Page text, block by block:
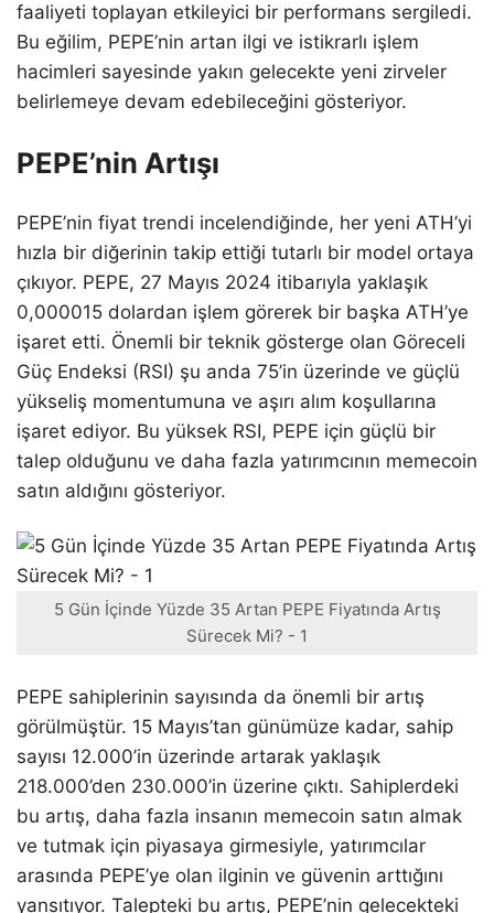
faaliyeti toplayan etkileyici bir performans sergiledi.
Bu eğilim, PEPE’nin artan ilgi ve istikrarlı işlem
hacimleri sayesinde yakın gelecekte yeni zirveler
belirlemeye devam edebileceğini gösteriyor.
PEPE’nin Artışı
PEPE’nin fiyat trendi incelendiğinde, her yeni ATH’yi
hızla bir diğerinin takip ettiği tutarlı bir model ortaya
çıkıyor. PEPE, 27 Mayıs 2024 itibarıyla yaklaşık
0,000015 dolardan işlem görerek bir başka ATH’ye
işaret etti. Önemli bir teknik gösterge olan Göreceli
Güç Endeksi (RSI) şu anda 75’in üzerinde ve güçlü
yükseliş momentumuna ve aşırı alım koşullarına
işaret ediyor. Bu yüksek RSI, PEPE için güçlü bir
talep olduğunu ve daha fazla yatırımcının memecoin
satın aldığını gösteriyor.
5 Gün İçinde Yüzde 35 Artan PEPE Fiyatında Artış
Sürecek Mi? - 1
PEPE sahiplerinin sayısında da önemli bir artış
görülmüştür. 15 Mayıs’tan günümüze kadar, sahip
sayısı 12.000’in üzerinde artarak yaklaşık
218.000’den 230.000’in üzerine çıktı. Sahiplerdeki
bu artış, daha fazla insanın memecoin satın almak
ve tutmak için piyasaya girmesiyle, yatırımcılar
arasında PEPE’ye olan ilginin ve güvenin arttığını
yansıtıyor. Talepteki bu artış, PEPE’nin gelecekteki